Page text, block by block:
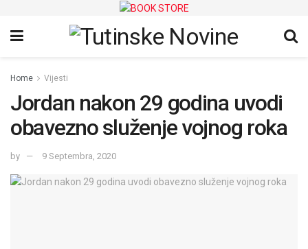
Home Vijesti
Jordan nakon 29 godina uvodi
obavezno služenje vojnog roka
by 9 Septembra, 2020